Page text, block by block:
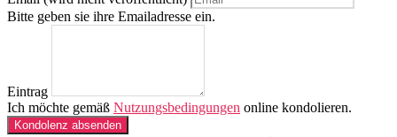
Bitte geben sie ihre Emailadresse ein.
Eintrag
Ich möchte gemäß Nutzungsbedingungen online kondolieren.
Kondolenz absenden